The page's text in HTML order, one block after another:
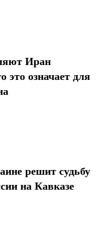
Иран
это означает для
решит судьбу
на Кавказе